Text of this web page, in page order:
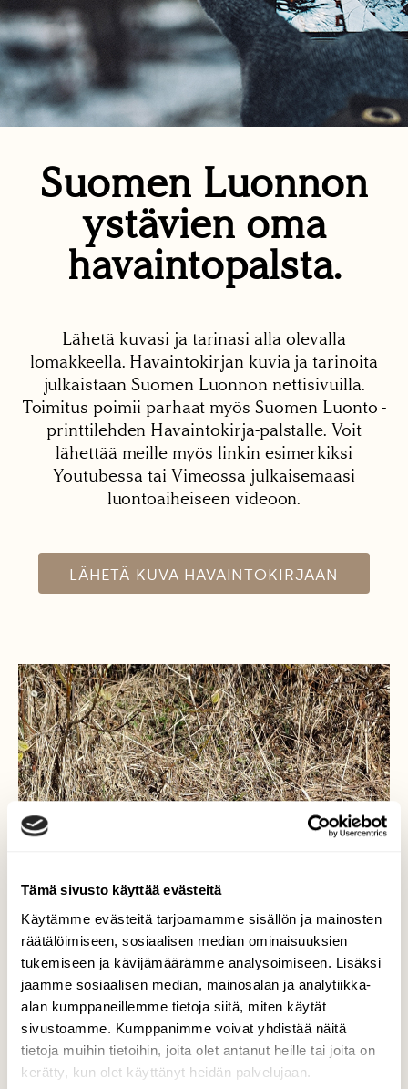
Tämä sivusto käyttää evästeitä
Käytämme evästeitä tarjoamamme sisällön ja mainosten
räätälöimiseen, sosiaalisen median ominaisuuksien
tukemiseen ja kävijämäärämme analysoimiseen. Lisäksi
jaamme sosiaalisen median, mainosalan ja analytiikka-
alan kumppaneillemme tietoja siitä, miten käytät
sivustoamme. Kumppanimme voivat yhdistää näitä
tietoja muihin tietoihin, joita olet antanut heille tai joita on
kerätty, kun olet käyttänyt heidän palvelujaan.
Suomen Luonnon
ystävien oma
havaintopalsta.
Lähetä kuvasi ja tarinasi alla olevalla
lomakkeella. Havaintokirjan kuvia ja tarinoita
julkaistaan Suomen Luonnon nettisivuilla.
Toimitus poimii parhaat myös Suomen Luonto -
printtilehden Havaintokirja-palstalle. Voit
lähettää meille myös linkin esimerkiksi
Youtubessa tai Vimeossa julkaisemaasi
luontoaiheiseen videoon.
LÄHETÄ KUVA HAVAINTOKIRJAAN